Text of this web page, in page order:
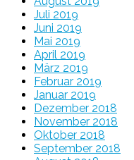
Juli 2019
Juni 2019
Mai 2019
April 2019
März 2019
Februar 2019
Januar 2019
Dezember 2018
November 2018
Oktober 2018
September 2018